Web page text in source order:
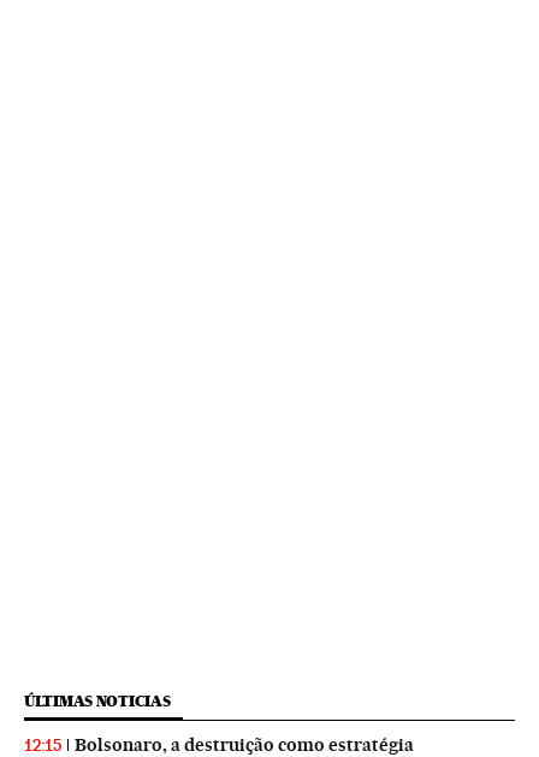
ÚLTIMAS NOTICIAS
12:15 Bolsonaro, a destruição como estratégia